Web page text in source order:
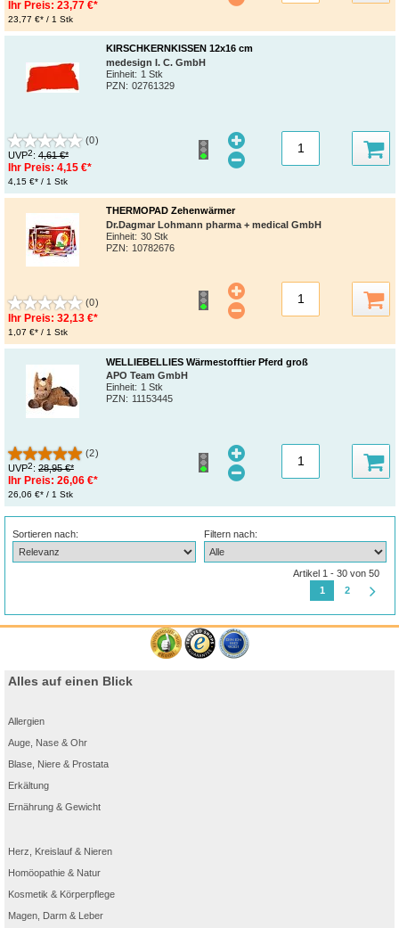
Ihr Preis: 23,77 €*
23,77 €* / 1 Stk
KIRSCHKERNKISSEN 12x16 cm
medesign I. C. GmbH
Einheit: 1 Stk
PZN: 02761329
(0)
UVP2: 4,61 €*
Ihr Preis: 4,15 €*
4,15 €* / 1 Stk
THERMOPAD Zehenwärmer
Dr.Dagmar Lohmann pharma + medical GmbH
Einheit: 30 Stk
PZN: 10782676
(0)
Ihr Preis: 32,13 €*
1,07 €* / 1 Stk
WELLIEBELLIES Wärmestofftier Pferd groß
APO Team GmbH
Einheit: 1 Stk
PZN: 11153445
(2)
UVP2: 28,95 €*
Ihr Preis: 26,06 €*
26,06 €* / 1 Stk
Sortieren nach: Filtern nach:
Artikel 1 - 30 von 50
1
2
Alles auf einen Blick
Allergien
Auge, Nase & Ohr
Blase, Niere & Prostata
Erkältung
Ernährung & Gewicht
Herz, Kreislauf & Nieren
Homöopathie & Natur
Kosmetik & Körperpflege
Magen, Darm & Leber